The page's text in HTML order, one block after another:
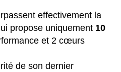
effectivement la
propose uniquement 10
et 2 cœurs
de son dernier